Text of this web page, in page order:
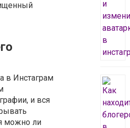
в Инстаграм
и вся
можно ли